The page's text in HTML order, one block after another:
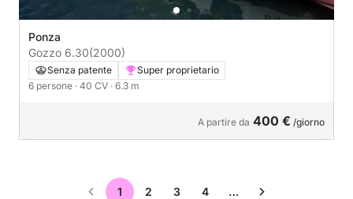
Ponza
Gozzo 6.30(2000)
Senza patente
Super proprietario
6 persone · 40 CV · 6.3 m
A partire da 400 € /giorno
1 2 3 4 …